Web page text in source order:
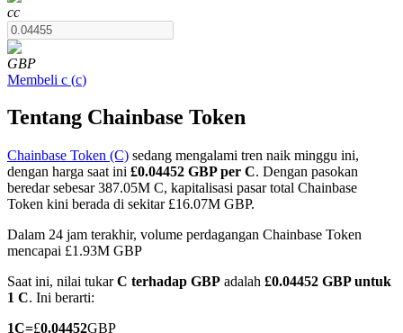
COIN-M Berjangka
Mata Uang Kripto Berjangka
TradFi
Derivatif saham, forex, logam mulia, dan komoditas
cc
GBP
Membeli c (c)
Tentang Chainbase Token
Chainbase Token (C) sedang mengalami tren naik minggu ini,
dengan harga saat ini £0.04452 GBP per C. Dengan pasokan
beredar sebesar 387.05M C, kapitalisasi pasar total Chainbase
Token kini berada di sekitar £16.07M GBP.
Dalam 24 jam terakhir, volume perdagangan Chainbase Token
mencapai £1.93M GBP
Saat ini, nilai tukarC terhadap GBP adalah £0.04452 GBP untuk
1 C. Ini berarti:
1C=£0.04452GBP